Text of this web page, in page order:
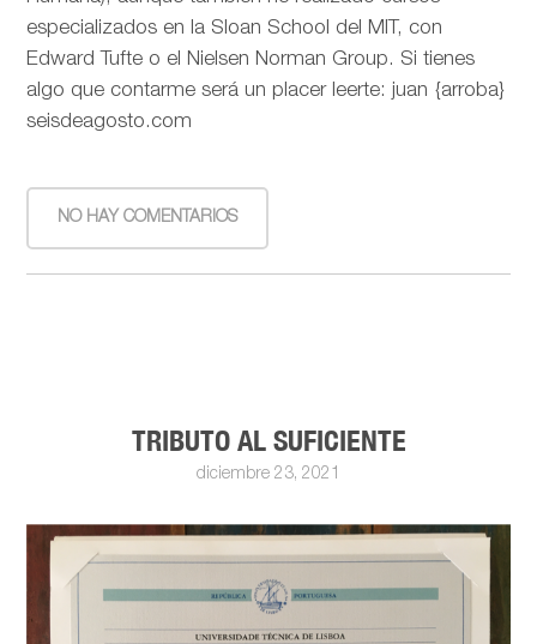
especializados en la Sloan School del MIT, con
Edward Tufte o el Nielsen Norman Group. Si tienes
algo que contarme será un placer leerte: juan {arroba}
seisdeagosto.com
NO HAY COMENTARIOS
TRIBUTO AL SUFICIENTE
diciembre 23, 2021